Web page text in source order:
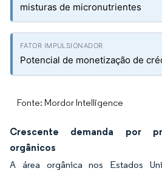
misturas de micronutrientes
Potencial de monetização de
Fonte: Mordor Intelligence
Crescente demanda por
orgânicos
A área orgânica nos Estados